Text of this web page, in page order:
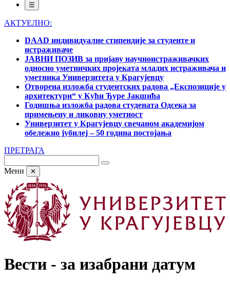
☰
АКТУЕЛНО:
DAAD индивидуалне стипендије за студенте и
истраживаче
ЈАВНИ ПОЗИВ за пријаву научноистраживачких
односно уметничких пројеката младих истраживача и
уметника Универзитета у Крагујевцу
Отворена изложба студентских радова „Експозиције у
архитектури“ у Кући Ђуре Јакшића
Годишња изложба радова студената Одсека за
примењену и ликовну уметност
Универзитет у Крагујевцу свечаном академијом
обележио јубилеј – 50 година постојања
ПРЕТРАГА
Мени ✕
Вести - за изабрани датум